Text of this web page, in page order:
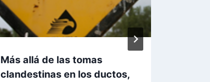
Más allá de las tomas
clandestinas en los ductos,